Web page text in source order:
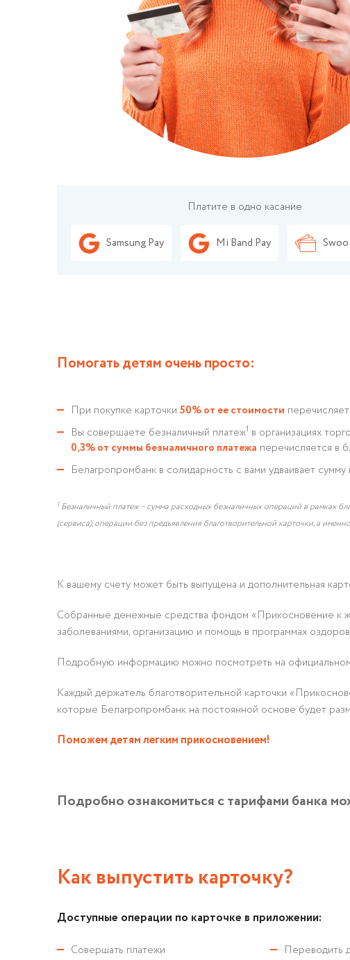
Платите в одно касание
Samsung Pay Mi Band Pay
Помогать детям очень просто:
При покупке карточки 50% от ее стоимости
Вы совершаете безналичный платеж1 в организациях
0,3% от суммы безналичного платежа перечисляется в
Белагропромбанк в солидарность с вами удваивает
1Безналичный платеж – сумма расходных безналичных операций в рамках
(сервиса), операции без предъявления благотворительной карточки, а
К вашему счету может быть выпущена и дополнительная
Собранные денежные средства фондом «Прикосновение к
заболеваниями, организацию и помощь в программах
Подробную информацию можно посмотреть на
Каждый держатель благотворительной карточки
которые Белагропромбанк на постоянной основе будет
Поможем детям легким прикосновением!
Подробно ознакомиться с тарифами банка
Как выпустить карточку?
Доступные операции по карточке в приложении:
Совершать платежи
Переводить